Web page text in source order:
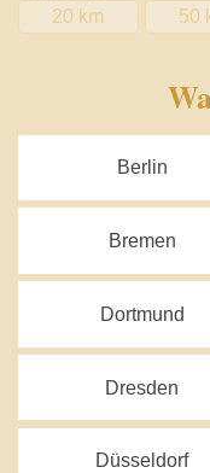
20 km
50
Berlin
Bremen
Dortmund
Dresden
Düsseldorf